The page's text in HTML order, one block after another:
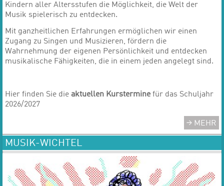
Kindern aller Altersstufen die Möglichkeit, die Welt der
Musik spielerisch zu entdecken.
Mit ganzheitlichen Erfahrungen ermöglichen wir einen
Zugang zu Singen und Musizieren, fördern die
Wahrnehmung der eigenen Persönlichkeit und entdecken
musikalische Fähigkeiten, die in einem jeden angelegt sind.
Hier finden Sie die aktuellen Kurstermine für das Schuljahr
2026/2027
MEHR
MUSIK-WICHTEL